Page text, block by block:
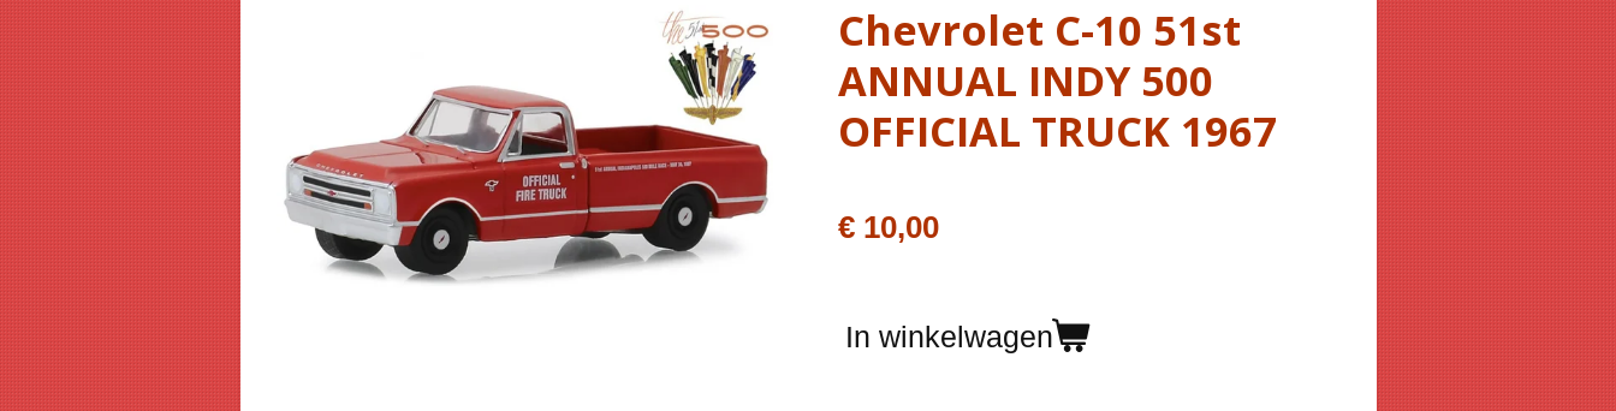
Chevrolet C-10 51st
ANNUAL INDY 500
OFFICIAL TRUCK 1967
€ 10,00
In winkelwagen